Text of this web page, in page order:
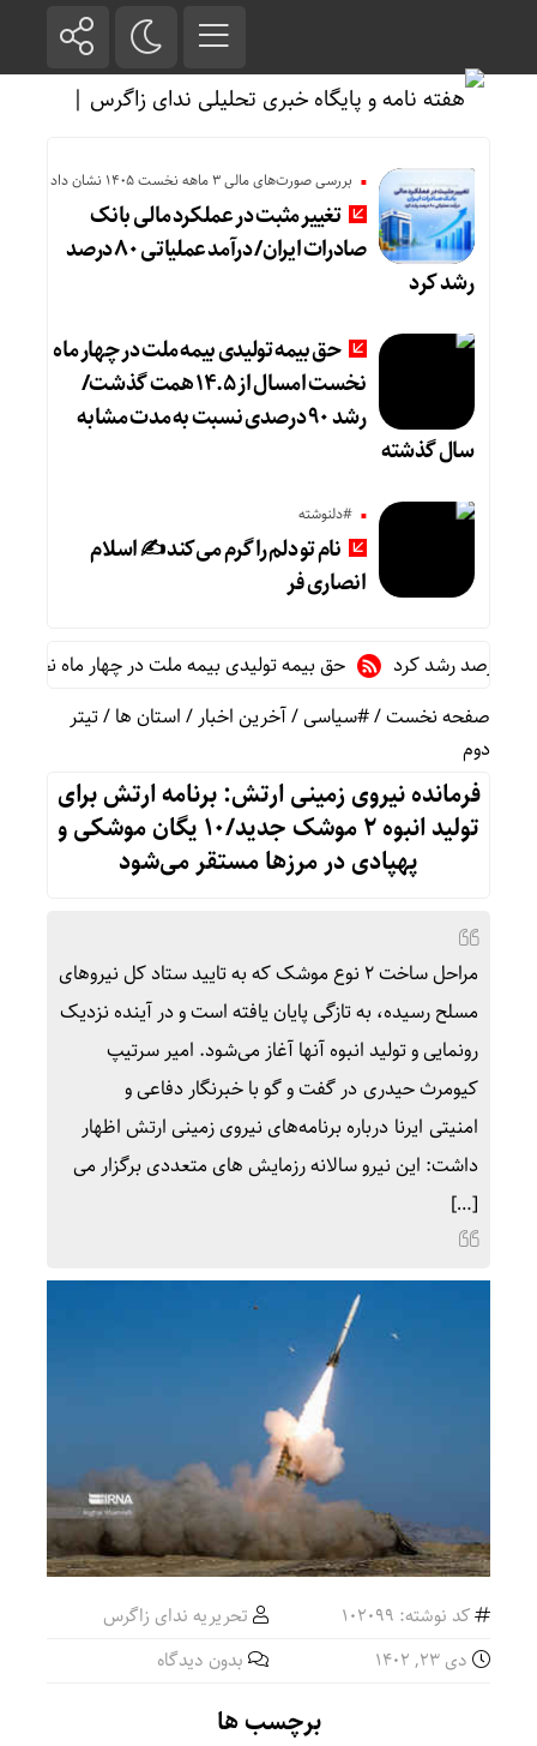
بررسی صورت‌های مالی 3 ماهه نخست 1405 نشان داد
تغییر مثبت در عملکرد مالی بانک
صادرات ایران/ درآمد عملیاتی ۸۰ درصد
رشد کرد
حق بیمه تولیدی بیمه ملت در چهار ماه
نخست امسال از ۱۴.۵ همت گذشت/
رشد ۹۰ درصدی نسبت به مدت مشابه
سال گذشته
#دلنوشته
نام تو دلم را گرم می‌کند ✍️ اسلام
انصاری فر
حق بیمه تولیدی بیمه ملت در چهار ماه نخست امسال از ۱۴.۵ همت گذشت/ رشد ۹۰ درصدی نسبت به مدت مشابه
صفحه نخست/#سیاسی/آخرین اخبار/استان ها/تیتر
دوم
فرمانده نیروی زمینی ارتش: برنامه‌ ارتش برای
تولید انبوه ۲ موشک جدید/۱۰ یگان موشکی و
پهپادی در مرزها مستقر می‌شود
مراحل ساخت ۲ نوع موشک که به تایید ستاد کل نیروهای
مسلح رسیده، به تازگی پایان یافته است و در آینده نزدیک
رونمایی و تولید انبوه آنها آغاز می‌شود. امیر سرتیپ
کیومرث حیدری در گفت و گو با خبرنگار دفاعی و
امنیتی ایرنا درباره برنامه‌های نیروی زمینی ارتش اظهار
داشت: این نیرو سالانه رزمایش های متعددی برگزار می
[…]
کد نوشته: 102099
تحریریه ندای زاگرس
دی ۲۳, ۱۴۰۲
بدون دیدگاه
برچسب ها